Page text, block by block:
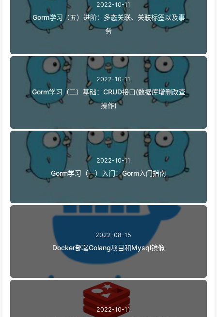
2022-10-11
Gorm学习（五）进阶：多态关联、关联标签以及事
务
2022-10-11
Gorm学习（二）基础：CRUD接口(数据库增删改查
操作)
2022-10-11
Gorm学习（一）入门：Gorm入门指南
2022-08-15
Docker部署Golang项目和Mysql镜像
2022-10-11